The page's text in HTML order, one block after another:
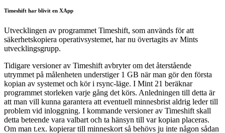
Timeshift har blivit en XApp
Utvecklingen av programmet Timeshift, som används för att
säkerhetskopiera operativsystemet, har nu övertagits av Mints
utvecklingsgrupp.
Tidigare versioner av Timeshift avbryter om det återstående
utrymmet på målenheten understiger 1 GB när man gör den första
kopian av systemet och kör i rsync-läge. I Mint 21 beräknar
programmet storleken varje gång det körs. Anledningen till detta är
att man vill kunna garantera att eventuell minnesbrist aldrig leder till
problem vid inloggning. I kommande versioner av Timeshift skall
detta beteende vara valbart och ta hänsyn till var kopian placeras.
Om man t.ex. kopierar till minneskort så behövs ju inte någon sådan